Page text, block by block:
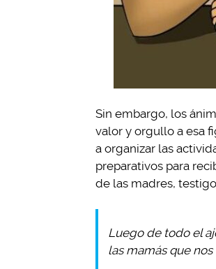
Sin embargo, los
valor y orgullo a esa
a organizar las
preparativos para
de las madres,
Luego de todo el
las mamás que